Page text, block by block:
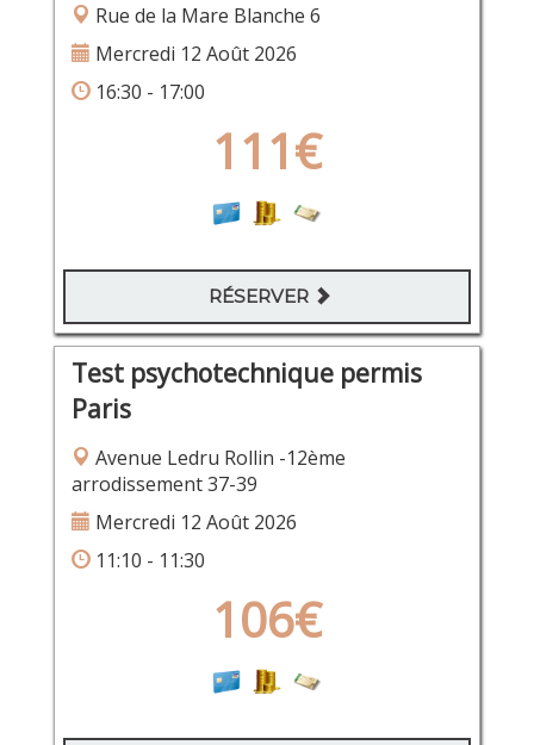
Rue de la Mare Blanche 6
Mercredi 12 Août 2026
16:30 - 17:00
111€
RÉSERVER
Test psychotechnique permis
Paris
Avenue Ledru Rollin -12ème
arrodissement 37-39
Mercredi 12 Août 2026
11:10 - 11:30
106€